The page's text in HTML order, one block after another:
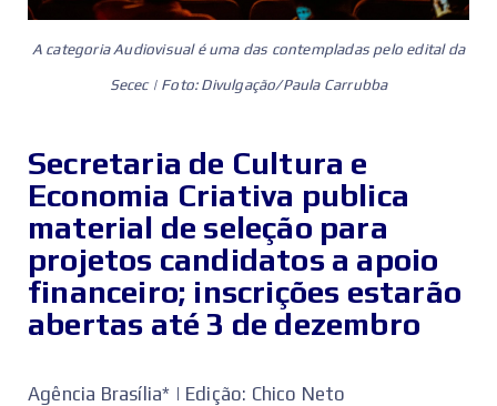
A categoria Audiovisual é uma das contempladas pelo edital da
Secec | Foto: Divulgação/Paula Carrubba
Secretaria de Cultura e
Economia Criativa publica
material de seleção para
projetos candidatos a apoio
financeiro; inscrições estarão
abertas até 3 de dezembro
Agência Brasília* | Edição: Chico Neto